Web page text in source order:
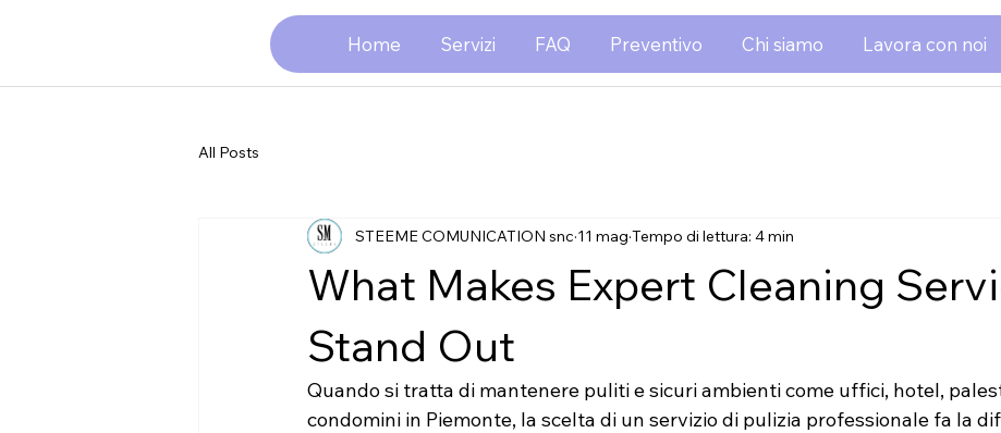
Home Servizi FAQ Preventivo Chi siamo Lavora con noi
All Posts
What Makes Expert Cleaning
Stand Out
STEEME COMUNICATION snc 11 mag Tempo di lettura: 4 min
Quando si tratta di mantenere puliti e sicuri ambienti come uffici, hotel,
condomini in Piemonte, la scelta di un servizio di pulizia professionale fa la